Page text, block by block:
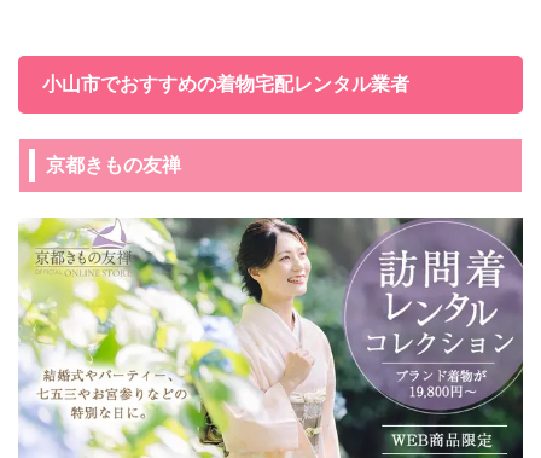
小山市でおすすめの着物宅配レンタル業者
京都きもの友禅